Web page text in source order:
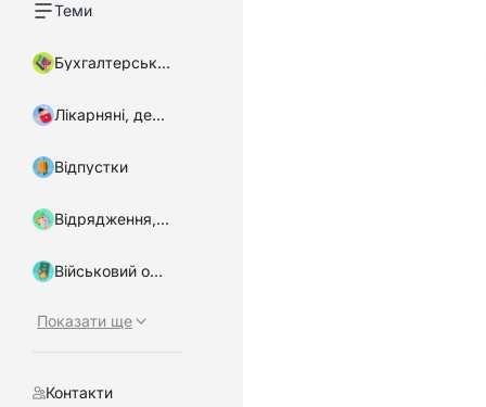
Теми
Бухгалтерський облік
Лікарняні, декретні
Відпустки
Відрядження, підзвітні кошти
Військовий облік, бронювання
Показати ще
Контакти